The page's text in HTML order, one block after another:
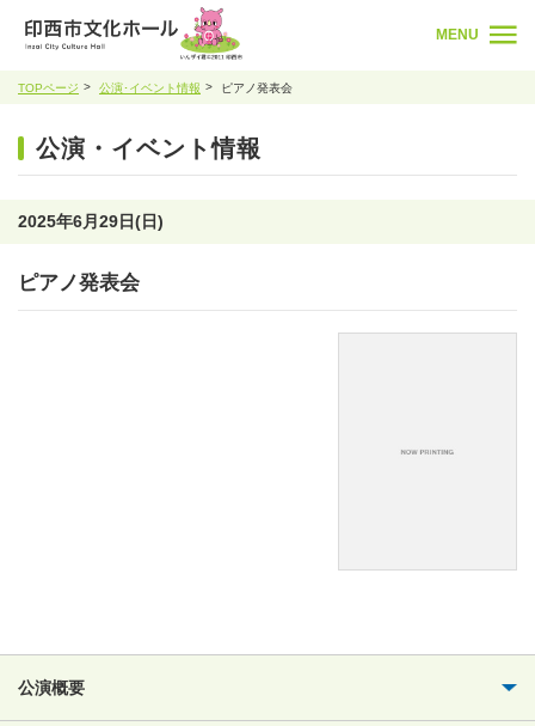
MENU
TOPページ 公演･イベント情報 ピアノ発表会
公演・イベント情報
2025年6月29日(日)
ピアノ発表会
公演概要